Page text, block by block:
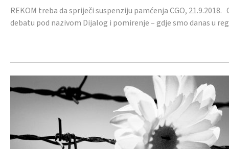
REKOM treba da spriječi suspenziju pamćenja CGO,
debatu pod nazivom Dijalog i pomirenje – gdje smo danas u